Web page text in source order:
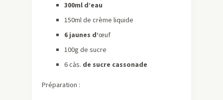
300ml d’eau
150ml de crème liquide
6 jaunes d’œuf
100g de sucre
6 càs. de sucre cassonade
Préparation :